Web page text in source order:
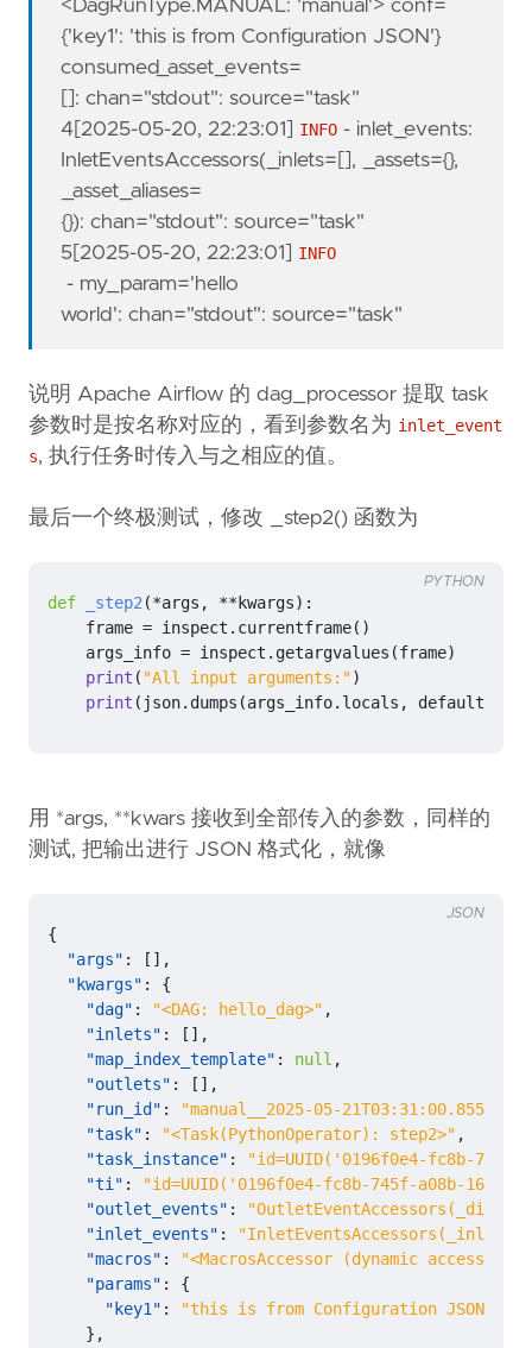
<DagRunType.MANUAL: 'manual'> conf=
{'key1': 'this is from Configuration JSON'}
consumed_asset_events=
:chan="stdout":source="task"
4[ 2025-05-20, 22:23:01 INFO - inlet_events:
InletEventsAccessors(_inlets=[], _assets={},
_asset_aliases=
{}):chan="stdout":source="task"
5[ 2025-05-20, 22:23:01 INFO
- my_param='hello
world':chan="stdout":source="task"
说明 Apache Airflow 的 dag_processor 提取 task
参数时是按名称对应的，看到参数名为 inlet_event
s, 执行任务时传入与之相应的值。
最后一个终极测试，修改 _step2() 函数为
def _step2(*args , ** kwargs):
frame = inspect . currentframe()
args_info = inspect . getargvalues (frame)
print ( "All input arguments:")
print ( json. dumps (args_info. locals , default
PYTHON
用 *args, **kwars 接收到全部传入的参数，同样的
测试, 把输出进行 JSON 格式化，就像
{
"args" :
[],
"kwargs" :
{
"dag" : "<DAG: hello_dag>" ,
"inlets" :
[],
"map_index_template" : null ,
"outlets" :
[],
"run_id" :
"manual__2025-05-
"task" : "<Task(PythonOperator): step2>" ,
"task_instance" :
"id=UUID('0196f0e4-fc8b-745f-
"ti" :
"id=UUID('0196f0e4-fc8b-745f-a08b-
"outlet_events" :
"inlet_events" :
"macros" :
"<MacrosAccessor (dynamic access to
"params" :
{
"key1" :
"this is from Configuration JSON"
},
JSON